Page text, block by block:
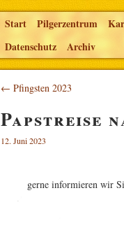
Start Pilgerzentrum
Datenschutz
Archiv
← Pfingsten 2023
Papstreise
12. Juni 2023
gerne informieren wir